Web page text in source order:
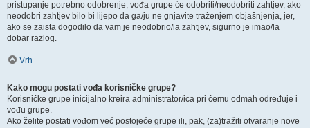
pristupanje potrebno odobrenje, vođa grupe će odobriti/neodobriti zahtjev, ako
neodobri zahtjev bilo bi lijepo da ga/ju ne gnjavite traženjem objašnjenja, jer,
ako se zaista dogodilo da vam je neodobrio/la zahtjev, sigurno je imao/la
dobar razlog.
Vrh
Kako mogu postati vođa korisničke grupe?
Korisničke grupe inicijalno kreira administrator/ica pri čemu odmah određuje i
vođu grupe.
Ako želite postati vođom već postojeće grupe ili, pak, (za)tražiti otvaranje nove